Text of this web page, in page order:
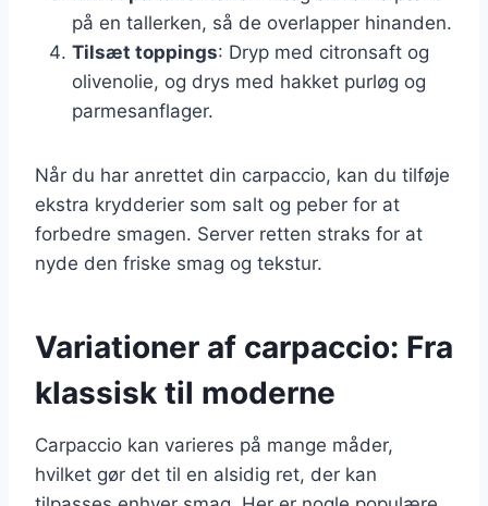
på en tallerken, så de overlapper hinanden.
Tilsæt toppings: Dryp med citronsaft og
olivenolie, og drys med hakket purløg og
parmesanflager.
Når du har anrettet din carpaccio, kan du tilføje
ekstra krydderier som salt og peber for at
forbedre smagen. Server retten straks for at
nyde den friske smag og tekstur.
Variationer af carpaccio: Fra
klassisk til moderne
Carpaccio kan varieres på mange måder,
hvilket gør det til en alsidig ret, der kan